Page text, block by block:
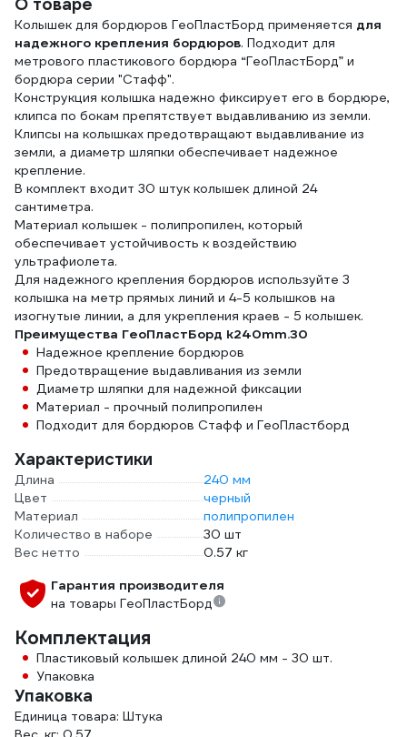
Колышек для бордюров ГеоПластБорд применяется для
надежного крепления бордюров. Подходит для
метрового пластикового бордюра “ГеоПластБорд” и
бордюра серии "Стафф".
Конструкция колышка надежно фиксирует его в бордюре,
клипса по бокам препятствует выдавливанию из земли.
Клипсы на колышках предотвращают выдавливание из
земли, а диаметр шляпки обеспечивает надежное
крепление.
В комплект входит 30 штук колышек длиной 24
сантиметра.
Материал колышек - полипропилен, который
обеспечивает устойчивость к воздействию
ультрафиолета.
Для надежного крепления бордюров используйте 3
колышка на метр прямых линий и 4-5 колышков на
изогнутые линии, а для укрепления краев - 5 колышек.
Преимущества ГеоПластБорд k240mm.30
Надежное крепление бордюров
Предотвращение выдавливания из земли
Диаметр шляпки для надежной фиксации
Материал - прочный полипропилен
Подходит для бордюров Стафф и ГеоПластборд
Характеристики
Длина
240 мм
Цвет
черный
Материал
полипропилен
Количество в наборе
30 шт
Вес нетто
0.57 кг
Гарантия производителя
на товары ГеоПластБорд
Комплектация
Пластиковый колышек длиной 240 мм - 30 шт.
Упаковка
Упаковка
Единица товара: Штука